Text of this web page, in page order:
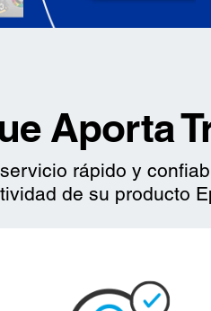
Aporta
rápido y
de su producto